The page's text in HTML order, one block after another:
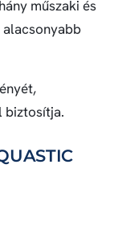
műszaki és
biztosítja.